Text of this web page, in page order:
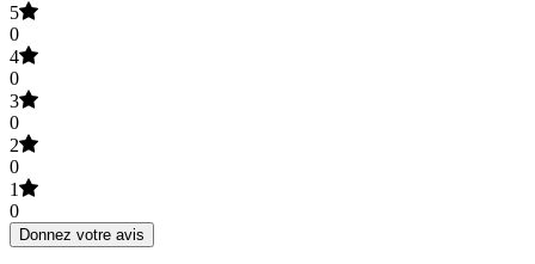
5
0
4
0
3
0
2
0
1
0
Donnez votre avis